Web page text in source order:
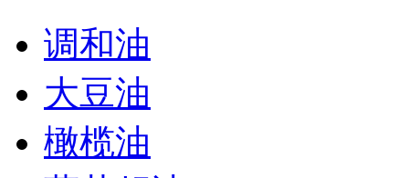
调和油
大豆油
橄榄油